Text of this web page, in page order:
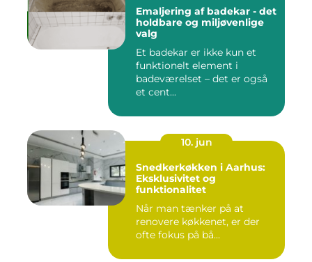
Emaljering af badekar - det
holdbare og miljøvenlige
valg
Et badekar er ikke kun et
funktionelt element i
badeværelset – det er også
et cent...
10. jun
Snedkerkøkken i Aarhus:
Eksklusivitet og
funktionalitet
Når man tænker på at
renovere køkkenet, er der
ofte fokus på bå...